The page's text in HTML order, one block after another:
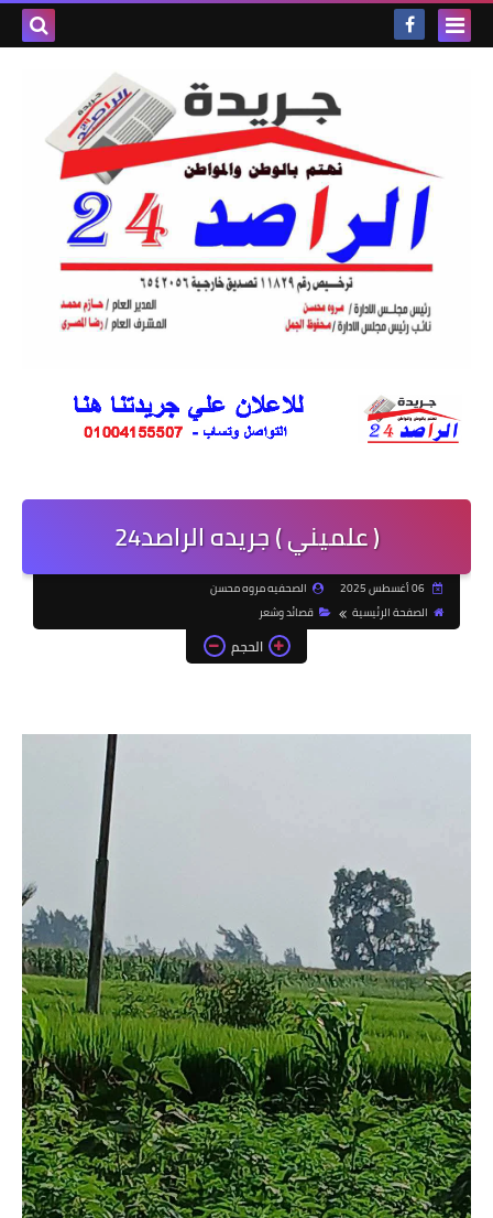
( علميني ) جريده الراصد24
الصحفيه مروه محسن
الصفحة الرئيسية
قصائد وشعر
الحجم